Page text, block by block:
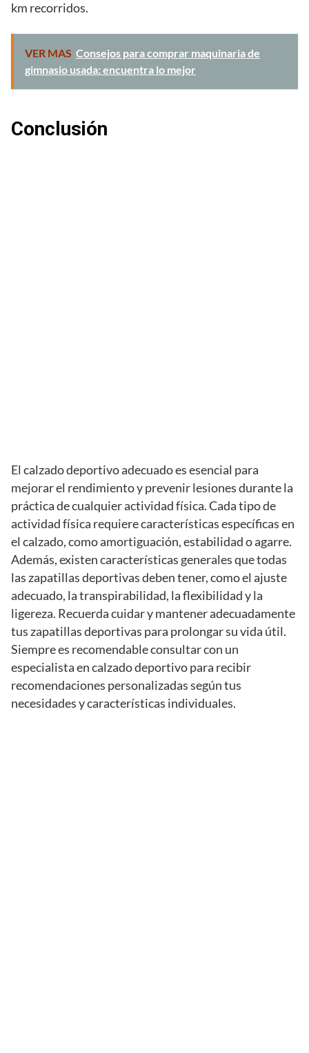
km recorridos.
VER MAS Consejos para comprar maquinaria de
gimnasio usada: encuentra lo mejor
Conclusión
El calzado deportivo adecuado es esencial para
mejorar el rendimiento y prevenir lesiones durante la
práctica de cualquier actividad física. Cada tipo de
actividad física requiere características específicas en
el calzado, como amortiguación, estabilidad o agarre.
Además, existen características generales que todas
las zapatillas deportivas deben tener, como el ajuste
adecuado, la transpirabilidad, la flexibilidad y la
ligereza. Recuerda cuidar y mantener adecuadamente
tus zapatillas deportivas para prolongar su vida útil.
Siempre es recomendable consultar con un
especialista en calzado deportivo para recibir
recomendaciones personalizadas según tus
necesidades y características individuales.